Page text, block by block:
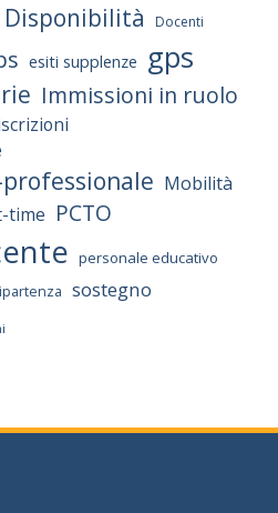
Disponibilità Docenti
esiti supplenze gps
Immissioni in ruolo
Mobilità
time PCTO
personale educativo
sostegno